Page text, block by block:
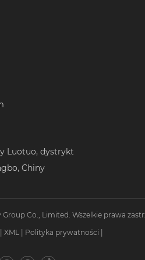
Luotuo, dystrykt
Chiny
Co., Limited. Wszelkie prawa
XML Polityka prywatności